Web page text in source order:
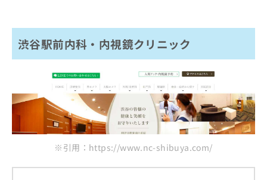
渋谷駅前内科・内視鏡クリニック
※引用：https://www.nc-shibuya.com/